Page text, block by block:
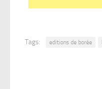
Tags: editions de borée